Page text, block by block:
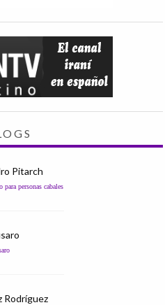
Pitarch
personas cabales
Rodríguez